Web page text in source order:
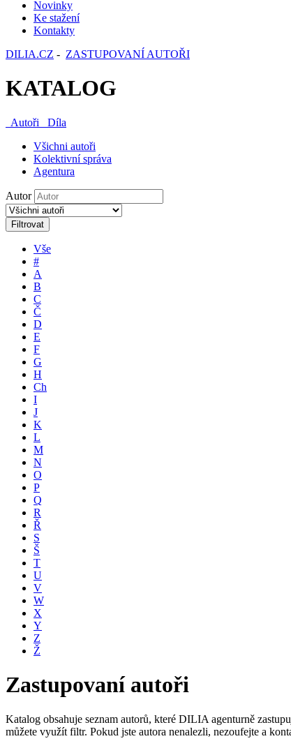
Novinky
Ke stažení
Kontakty
DILIA.CZ - ZASTUPOVANÍ AUTOŘI
KATALOG
Autoři
Díla
Všichni autoři
Kolektivní správa
Agentura
Autor
Filtrovat
Vše
#
A
B
C
Č
D
E
F
G
H
Ch
I
J
K
L
M
N
O
P
Q
R
Ř
S
Š
T
U
V
W
X
Y
Z
Ž
Zastupovaní autoři
Katalog obsahuje seznam autorů, které DILIA agenturně
můžete využít filtr. Pokud jste autora nenalezli, nezoufejte a